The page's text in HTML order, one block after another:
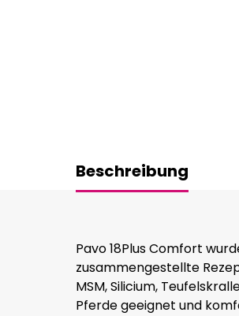
Beschreibung
Pavo 18Plus Comfort
zusammengestellte
MSM, Silicium,
Pferde geeignet und